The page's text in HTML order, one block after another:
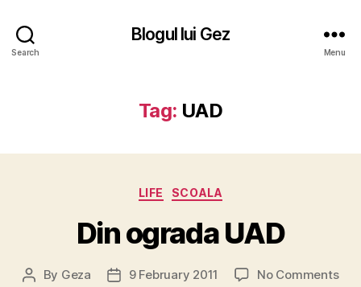
Search
Blogul lui Gez
Menu
Tag: UAD
Categories
LIFE SCOALA
Din ograda UAD
Post
By Geza
Post9 February 2011 No Commentson